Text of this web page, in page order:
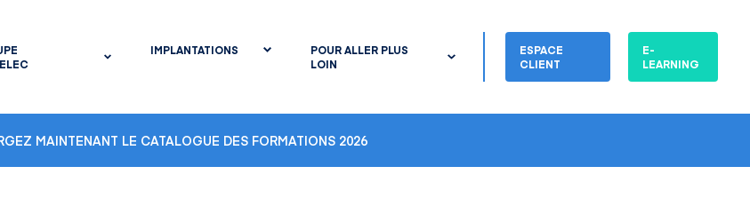
IMPLANTATIONS
POUR ALLER PLUS
LOIN
ESPACE
CLIENT
E-
LEARNING
MAINTENANT LE CATALOGUE DES FORMATIONS 2026